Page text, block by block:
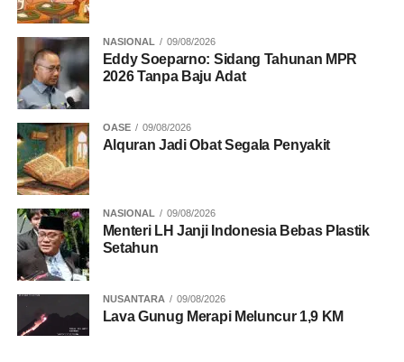
NASIONAL 09/08/2026
Eddy Soeparno: Sidang Tahunan MPR
2026 Tanpa Baju Adat
OASE 09/08/2026
Alquran Jadi Obat Segala Penyakit
NASIONAL 09/08/2026
Menteri LH Janji Indonesia Bebas Plastik
Setahun
NUSANTARA 09/08/2026
Lava Gunug Merapi Meluncur 1,9 KM